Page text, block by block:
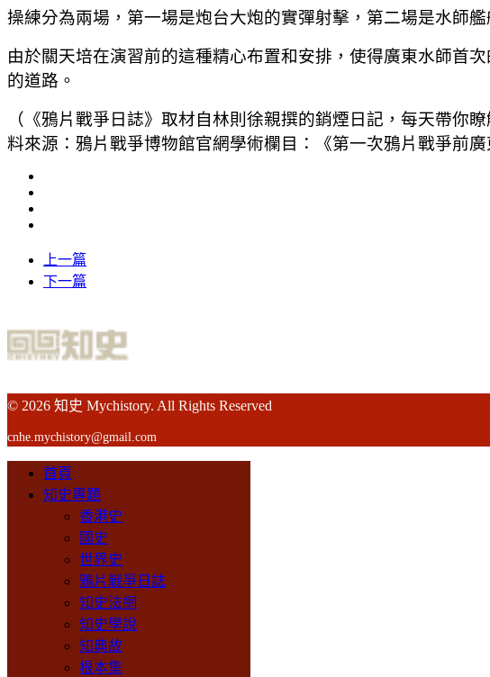
操練分為兩場，第一場是炮台大炮的實彈射擊，第二場是水師
由於關天培在演習前的這種精心布置和安排，使得廣東水師首
的道路。
（《鴉片戰爭日誌》取材自林則徐親撰的銷煙日記，每天帶你
料來源：鴉片戰爭博物館官網學術欄目：《第一次鴉片戰爭前
上一篇
下一篇
© 2026 知史 Mychistory. All Rights Reserved
cnhe.mychistory@gmail.com
首頁
知史專題
香港史
國史
世界史
鴉片戰爭日誌
知史法網
知史學說
知典故
根本集